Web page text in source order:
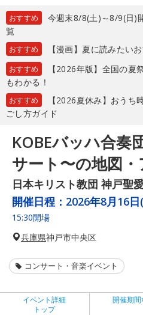
おすすめ
今週末8/8(土)～8/9(日)
覧
おすすめ 【漫画】夏に読みたい
おすすめ
【2026年版】全国の夏
もわかる！
おすすめ
【2026夏休み】おうち
ごし方ガイド
KOBEバッハ合奏
サート〜の地図
日本キリスト教団 神戸聖
開催日程： 2026年8月16日
15:30開場
兵庫県神戸市中央区
コンサート・音楽イベント
イベント詳細
トップ
開催期間